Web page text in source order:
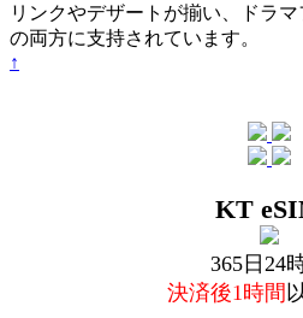
リンクやデザートが揃い、ドラ
の両方に支持されています。
↑
KT
365日24
決済後1時間